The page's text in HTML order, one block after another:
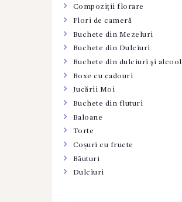
Compoziții florare
Flori de cameră
Buchete din Mezeluri
Buchete din Dulciuri
Buchete din dulciuri şi alcool
Boxe cu cadouri
Jucării Moi
Buchete din fluturi
Baloane
Torte
Coșuri cu fructe
Băuturi
Dulciuri